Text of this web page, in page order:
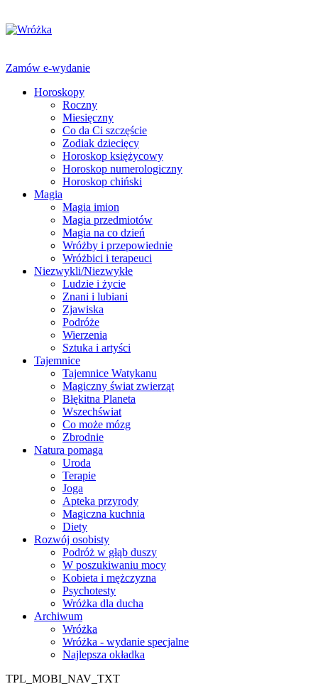
Zamów e-wydanie
Horoskopy
Roczny
Miesięczny
Co da Ci szczęście
Zodiak dziecięcy
Horoskop księżycowy
Horoskop numerologiczny
Horoskop chiński
Magia
Magia imion
Magia przedmiotów
Magia na co dzień
Wróżby i przepowiednie
Wróżbici i terapeuci
Niezwykli/Niezwykłe
Ludzie i życie
Znani i lubiani
Zjawiska
Podróże
Wierzenia
Sztuka i artyści
Tajemnice
Tajemnice Watykanu
Magiczny świat zwierząt
Błękitna Planeta
Wszechświat
Co może mózg
Zbrodnie
Natura pomaga
Uroda
Terapie
Joga
Apteka przyrody
Magiczna kuchnia
Diety
Rozwój osobisty
Podróż w głąb duszy
W poszukiwaniu mocy
Kobieta i mężczyzna
Psychotesty
Wróżka dla ducha
Archiwum
Wróżka
Wróżka - wydanie specjalne
Najlepsza okładka
TPL_MOBI_NAV_TXT